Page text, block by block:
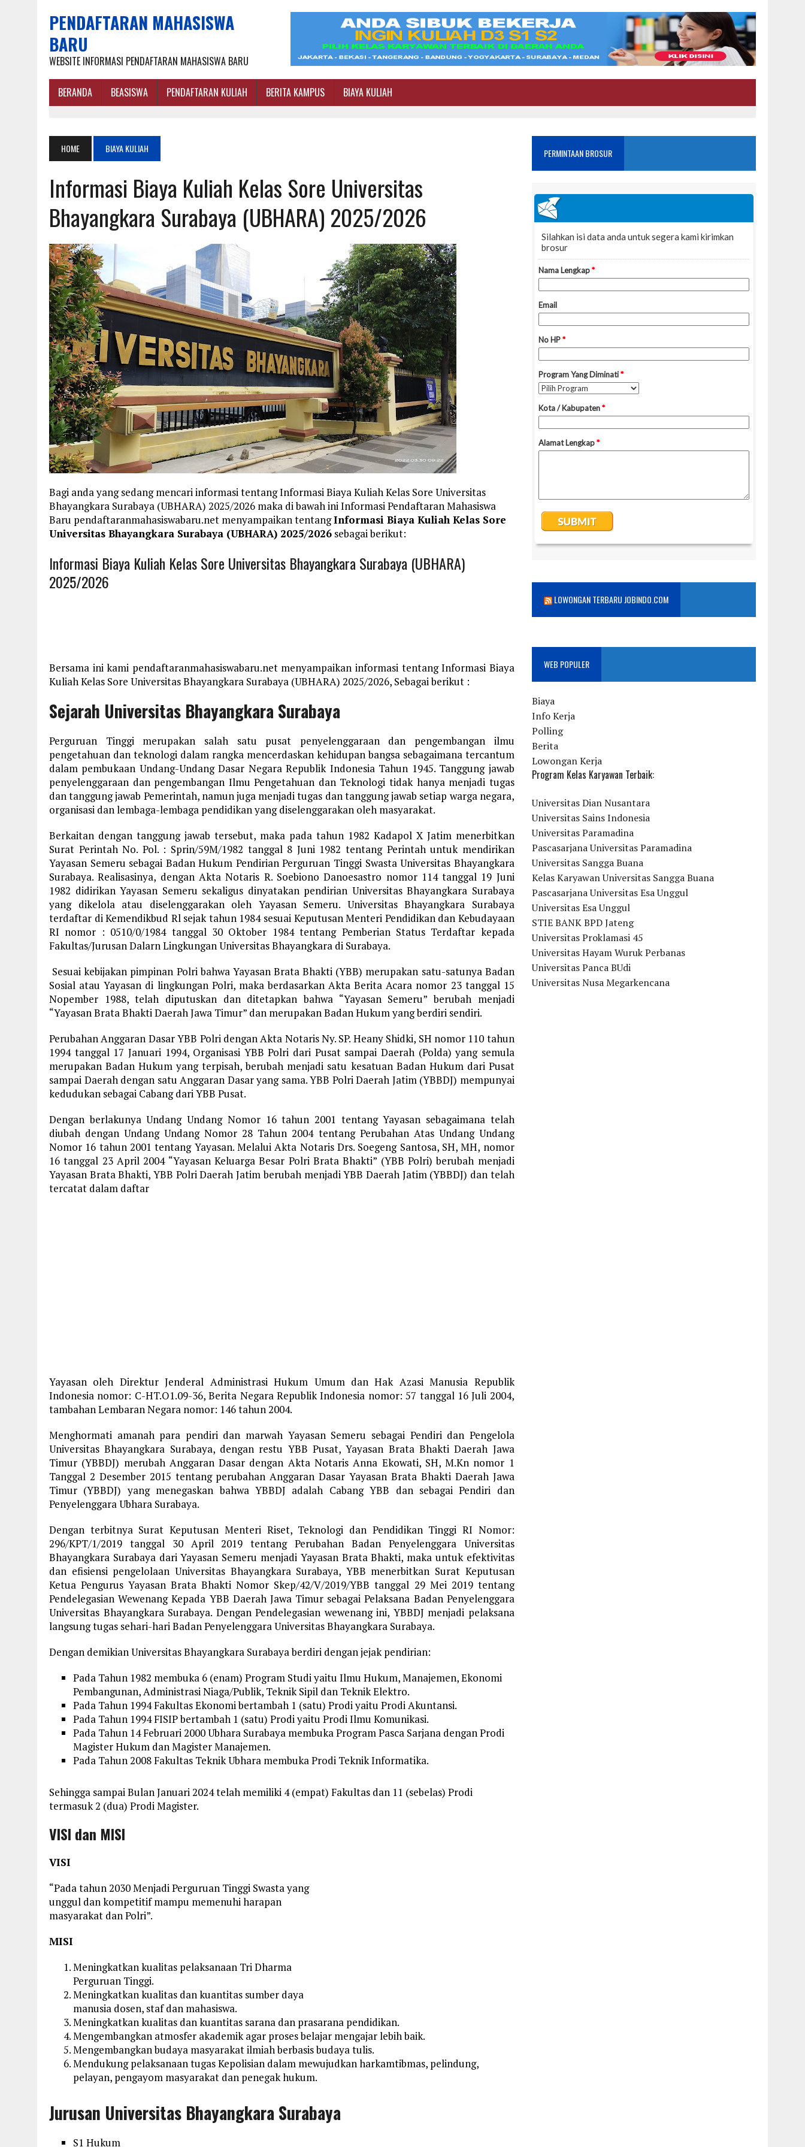
PENDAFTARAN MAHASISWA
BARU
WEBSITE INFORMASI PENDAFTARAN MAHASISWA BARU
BERANDA BEASISWA PENDAFTARAN KULIAH BERITA KAMPUS BIAYA KULIAH
HOME BIAYA KULIAH
Informasi Biaya Kuliah Kelas Sore Universitas
Bhayangkara Surabaya (UBHARA) 2025/2026
Bagi anda yang sedang mencari informasi tentang Informasi Biaya Kuliah Kelas Sore Universitas
Bhayangkara Surabaya (UBHARA) 2025/2026 maka di bawah ini Informasi Pendaftaran Mahasiswa
Baru pendaftaranmahasiswabaru.net menyampaikan tentangInformasi Biaya Kuliah Kelas Sore
Universitas Bhayangkara Surabaya (UBHARA) 2025/2026 sebagai berikut:
Informasi Biaya Kuliah Kelas Sore Universitas Bhayangkara Surabaya (UBHARA)
2025/2026
Bersama ini kami pendaftaranmahasiswabaru.net menyampaikan informasi tentang Informasi Biaya
Kuliah Kelas Sore Universitas Bhayangkara Surabaya (UBHARA) 2025/2026, Sebagai berikut :
Sejarah Universitas Bhayangkara Surabaya
Perguruan Tinggi merupakan salah satu pusat penyelenggaraan dan pengembangan ilmu
pengetahuan dan teknologi dalam rangka mencerdaskan kehidupan bangsa sebagaimana tercantum
dalam pembukaan Undang-Undang Dasar Negara Republik Indonesia Tahun 1945. Tanggung jawab
penyelenggaraan dan pengembangan Ilmu Pengetahuan dan Teknologi tidak hanya menjadi tugas
dan tanggung jawab Pemerintah, namun juga menjadi tugas dan tanggung jawab setiap warga negara,
organisasi dan lembaga-lembaga pendidikan yang diselenggarakan oleh masyarakat.
Berkaitan dengan tanggung jawab tersebut, maka pada tahun 1982 Kadapol X Jatim menerbitkan
Surat Perintah No. Pol. : Sprin/59M/1982 tanggal 8 Juni 1982 tentang Perintah untuk mendirikan
Yayasan Semeru sebagai Badan Hukum Pendirian Perguruan Tinggi Swasta Universitas Bhayangkara
Surabaya. Realisasinya, dengan Akta Notaris R. Soebiono Danoesastro nomor 114 tanggal 19 Juni
1982 didirikan Yayasan Semeru sekaligus dinyatakan pendirian Universitas Bhayangkara Surabaya
yang dikelola atau diselenggarakan oleh Yayasan Semeru. Universitas Bhayangkara Surabaya
terdaftar di Kemendikbud Rl sejak tahun 1984 sesuai Keputusan Menteri Pendidikan dan Kebudayaan
RI nomor : 0510/0/1984 tanggal 30 Oktober 1984 tentang Pemberian Status Terdaftar kepada
Fakultas/Jurusan Dalarn Lingkungan Universitas Bhayangkara di Surabaya.
Sesuai kebijakan pimpinan Polri bahwa Yayasan Brata Bhakti (YBB) merupakan satu-satunya Badan
Sosial atau Yayasan di lingkungan Polri, maka berdasarkan Akta Berita Acara nomor 23 tanggal 15
Nopember 1988, telah diputuskan dan ditetapkan bahwa “Yayasan Semeru” berubah menjadi
“Yayasan Brata Bhakti Daerah Jawa Timur” dan merupakan Badan Hukum yang berdiri sendiri.
Perubahan Anggaran Dasar YBB Polri dengan Akta Notaris Ny. SP. Heany Shidki, SH nomor 110 tahun
1994 tanggal 17 Januari 1994, Organisasi YBB Polri dari Pusat sampai Daerah (Polda) yang semula
merupakan Badan Hukum yang terpisah, berubah menjadi satu kesatuan Badan Hukum dari Pusat
sampai Daerah dengan satu Anggaran Dasar yang sama. YBB Polri Daerah Jatim (YBBDJ) mempunyai
kedudukan sebagai Cabang dari YBB Pusat.
Dengan berlakunya Undang Undang Nomor 16 tahun 2001 tentang Yayasan sebagaimana telah
diubah dengan Undang Undang Nomor 28 Tahun 2004 tentang Perubahan Atas Undang Undang
Nomor 16 tahun 2001 tentang Yayasan. Melalui Akta Notaris Drs. Soegeng Santosa, SH, MH, nomor
16 tanggal 23 April 2004 “Yayasan Keluarga Besar Polri Brata Bhakti” (YBB Polri) berubah menjadi
Yayasan Brata Bhakti, YBB Polri Daerah Jatim berubah menjadi YBB Daerah Jatim (YBBDJ) dan telah
tercatat dalam daftar
Yayasan oleh Direktur Jenderal Administrasi Hukum Umum dan Hak Azasi Manusia Republik
Indonesia nomor: C-HT.O1.09-36, Berita Negara Republik Indonesia nomor: 57 tanggal 16 Juli 2004,
tambahan Lembaran Negara nomor: 146 tahun 2004.
Menghormati amanah para pendiri dan marwah Yayasan Semeru sebagai Pendiri dan Pengelola
Universitas Bhayangkara Surabaya, dengan restu YBB Pusat, Yayasan Brata Bhakti Daerah Jawa
Timur (YBBDJ) merubah Anggaran Dasar dengan Akta Notaris Anna Ekowati, SH, M.Kn nomor 1
Tanggal 2 Desember 2015 tentang perubahan Anggaran Dasar Yayasan Brata Bhakti Daerah Jawa
Timur (YBBDJ) yang menegaskan bahwa YBBDJ adalah Cabang YBB dan sebagai Pendiri dan
Penyelenggara Ubhara Surabaya.
Dengan terbitnya Surat Keputusan Menteri Riset, Teknologi dan Pendidikan Tinggi RI Nomor:
296/KPT/1/2019 tanggal 30 April 2019 tentang Perubahan Badan Penyelenggara Universitas
Bhayangkara Surabaya dari Yayasan Semeru menjadi Yayasan Brata Bhakti, maka untuk efektivitas
dan efisiensi pengelolaan Universitas Bhayangkara Surabaya, YBB menerbitkan Surat Keputusan
Ketua Pengurus Yayasan Brata Bhakti Nomor Skep/42/V/2019/YBB tanggal 29 Mei 2019 tentang
Pendelegasian Wewenang Kepada YBB Daerah Jawa Timur sebagai Pelaksana Badan Penyelenggara
Universitas Bhayangkara Surabaya. Dengan Pendelegasian wewenang ini, YBBDJ menjadi pelaksana
langsung tugas sehari-hari Badan Penyelenggara Universitas Bhayangkara Surabaya.
Dengan demikian Universitas Bhayangkara Surabaya berdiri dengan jejak pendirian:
Pada Tahun 1982 membuka 6 (enam) Program Studi yaitu Ilmu Hukum, Manajemen, Ekonomi
Pembangunan, Administrasi Niaga/Publik, Teknik Sipil dan Teknik Elektro.
Pada Tahun 1994 Fakultas Ekonomi bertambah 1 (satu) Prodi yaitu Prodi Akuntansi.
Pada Tahun 1994 FISIP bertambah 1 (satu) Prodi yaitu Prodi Ilmu Komunikasi.
Pada Tahun 14 Februari 2000 Ubhara Surabaya membuka Program Pasca Sarjana dengan Prodi
Magister Hukum dan Magister Manajemen.
Pada Tahun 2008 Fakultas Teknik Ubhara membuka Prodi Teknik Informatika.
Sehingga sampai Bulan Januari 2024 telah memiliki 4 (empat) Fakultas dan 11 (sebelas) Prodi
termasuk 2 (dua) Prodi Magister.
VISI dan MISI
VISI
“Pada tahun 2030 Menjadi Perguruan Tinggi Swasta yang
unggul dan kompetitif mampu memenuhi harapan
masyarakat dan Polri”.
MISI
Meningkatkan kualitas pelaksanaan Tri Dharma
Perguruan Tinggi.
Meningkatkan kualitas dan kuantitas sumber daya
manusia dosen, staf dan mahasiswa.
Meningkatkan kualitas dan kuantitas sarana dan prasarana pendidikan.
Mengembangkan atmosfer akademik agar proses belajar mengajar lebih baik.
Mengembangkan budaya masyarakat ilmiah berbasis budaya tulis.
Mendukung pelaksanaan tugas Kepolisian dalam mewujudkan harkamtibmas, pelindung,
pelayan, pengayom masyarakat dan penegak hukum.
Jurusan Universitas Bhayangkara Surabaya
S1 Hukum
PERMINTAAN BROSUR
LOWONGAN TERBARU JOBINDO.COM
WEB POPULER
Biaya
Info Kerja
Polling
Berita
Lowongan Kerja
Program Kelas Karyawan Terbaik:
Universitas Dian Nusantara
Universitas Sains Indonesia
Universitas Paramadina
Pascasarjana Universitas Paramadina
Universitas Sangga Buana
Kelas Karyawan Universitas Sangga Buana
Pascasarjana Universitas Esa Unggul
Universitas Esa Unggul
STIE BANK BPD Jateng
Universitas Proklamasi 45
Universitas Hayam Wuruk Perbanas
Universitas Panca BUdi
Universitas Nusa Megarkencana